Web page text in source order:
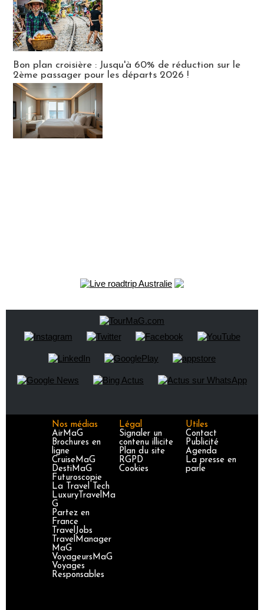
Bon plan croisière : Jusqu'à 60% de réduction sur le
2ème passager pour les départs 2026 !
Nos médias
AirMaG
Brochures en
ligne
CruiseMaG
DestiMaG
Futuroscopie
La Travel Tech
LuxuryTravelMa
G
Partez en
France
TravelJobs
TravelManager
MaG
VoyageursMaG
Voyages
Responsables
Légal
Signaler un
contenu illicite
Plan du site
RGPD
Cookies
Utiles
Contact
Publicité
Agenda
La presse en
parle